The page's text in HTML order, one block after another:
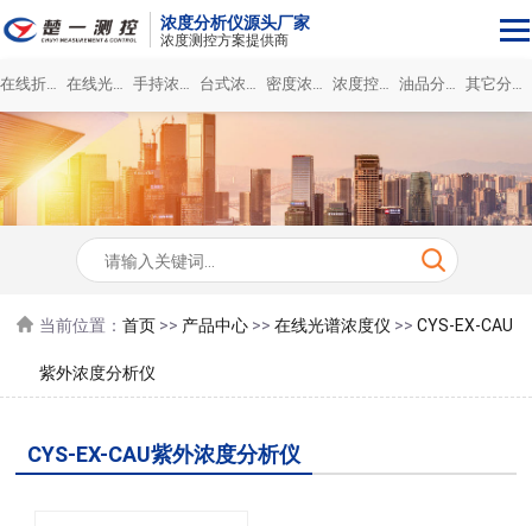
浓度分析仪源头厂家
浓度测控方案提供商
在线折光浓度仪 在线光谱浓度仪 手持浓度计 台式浓度分析仪 密度浓度仪 浓度控制系统 油品分析仪 其它分析仪
当前位置：首页 >> 产品中心 >>在线光谱浓度仪 >>CYS-EX-CAU
紫外浓度分析仪
CYS-EX-CAU紫外浓度分析仪